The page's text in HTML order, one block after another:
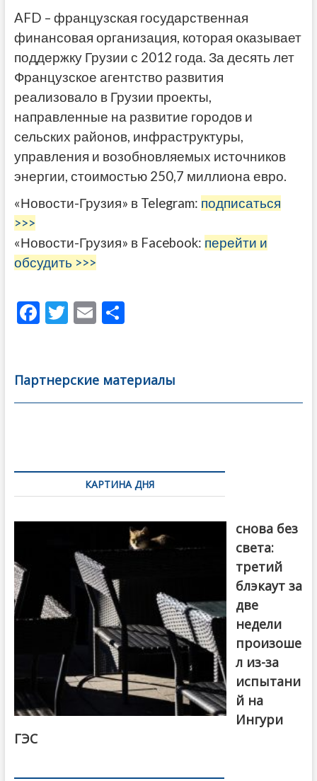
AFD – французская государственная
финансовая организация, которая оказывает
поддержку Грузии с 2012 года. За десять лет
Французское агентство развития
реализовало в Грузии проекты,
направленные на развитие городов и
сельских районов, инфраструктуры,
управления и возобновляемых источников
энергии, стоимостью 250,7 миллиона ​​евро.
«Новости-Грузия» в Telegram: подписаться
>>>
«Новости-Грузия» в Facebook: перейти и
обсудить >>>
F
b
o
T
er
E
l
О
а
в
Партнерские материалы
по
записямКАРТИНА ДНЯ
снова без
света:
третий
блэкаут за
две
недели
произоше
л из-за
испытани
й на
Ингури
ГЭС